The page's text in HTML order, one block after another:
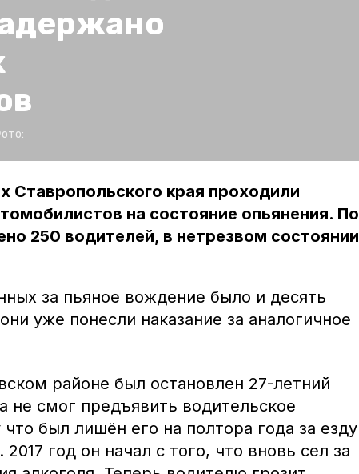
Ставропольского края проходили
на состояние опьянения. По
250 водителей, в нетрезвом состоянии
за пьяное вождение было и десять
уже понесли наказание за аналогичное
районе был остановлен 27-летний
не смог предъявить водительское
был лишён его на полтора года за езду
год он начал с того, что вновь сел за